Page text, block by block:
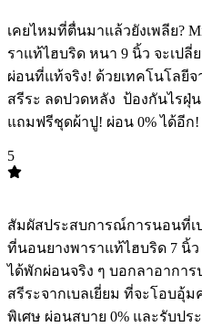
เคยไหมที่ตื่นมาแล้วยังเพลีย?
ราแท้ไฮบริด หนา 9 นิ้ว จะเป
ผ่อนที่แท้จริง! ด้วยเทคโนโลยีจ
สรีระ ลดปวดหลัง ️ ป้องกันไร
แถมฟรีชุดผ้าปู! ผ่อน 0% ได้อีก!
5
สัมผัสประสบการณ์การนอนที่เป
ที่นอนยางพาราแท้ไฮบริด 7 นิ้
ได้พักผ่อนจริง ๆ บอกลาอากา
สรีระจากเบลเยี่ยม ที่จะโอบ
พิเศษ ผ่อนสบาย 0% และรับปร